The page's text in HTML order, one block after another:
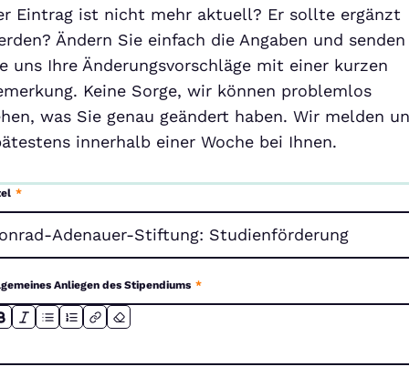
Eintrag ist nicht mehr aktuell? Er sollte ergänzt
Ändern Sie einfach die Angaben und senden
uns Ihre Änderungsvorschläge mit einer kurzen
Keine Sorge, wir können problemlos
was Sie genau geändert haben. Wir melden
innerhalb einer Woche bei Ihnen.
*
Anliegen des Stipendiums *